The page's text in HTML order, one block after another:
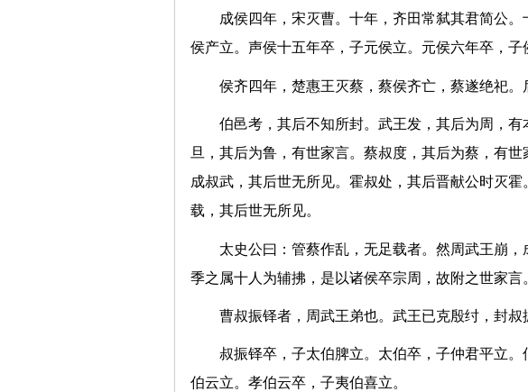
成侯四年，宋灭曹。十年，齐田常弑其君简公
侯产立。声侯十五年卒，子元侯立。元侯六年卒
侯齐四年，楚惠王灭蔡，蔡侯齐亡，蔡遂绝
伯邑考，其后不知所封。武王发，其后为周，
旦，其后为鲁，有世家言。蔡叔度，其后为蔡，有世
成叔武，其后世无所见。霍叔处，其后晋献公时灭
载，其后世无所见。
太史公曰：管蔡作乱，无足载者。然周武王崩
季之属十人为辅拂，是以诸侯卒宗周，故附之世
曹叔振铎者，周武王弟也。武王已克殷纣，
叔振铎卒，子太伯脾立。太伯卒，子仲君平立
伯云立。孝伯云卒，子夷伯喜立。